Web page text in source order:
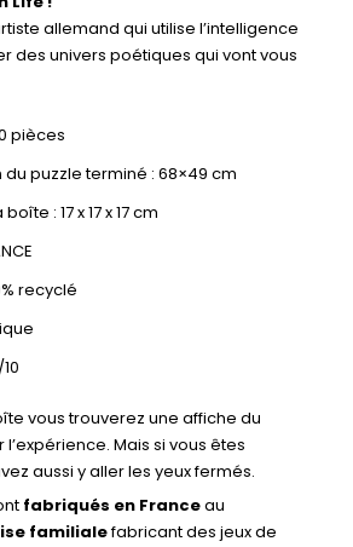
allemand qui utilise l’intelligence
des univers poétiques qui vont vous
pièces
du puzzle terminé : 68×49 cm
: 17 x 17 x 17 cm
recyclé
vous trouverez une affiche du
Mais si vous êtes
aussi y aller les yeux fermés.
fabriqués en Franceau
familialefabricant des jeux de